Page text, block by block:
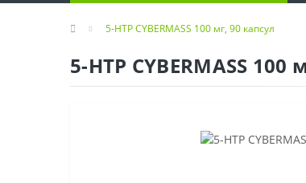
5-HTP CYBERMASS 100 мг, 90 капсул
5-HTP CYBERMASS 100